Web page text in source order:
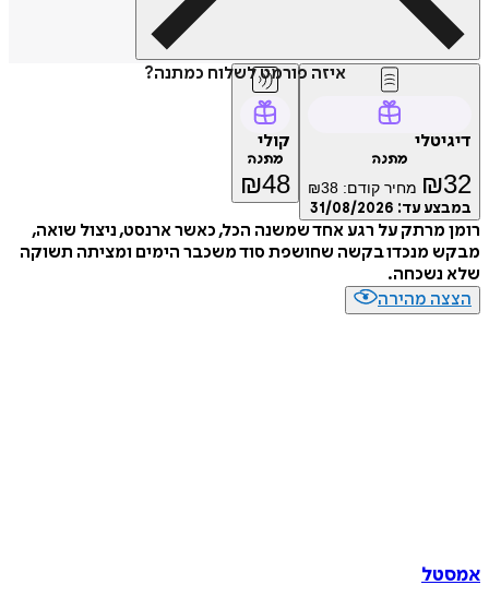
איזה פורמט לשלוח כמתנה?
דיגיטלי
מתנה
₪32 מחיר קודם: ₪38
במבצע עד: 31/08/2026
קולי
מתנה
₪48
רומן מרתק על רגע אחד שמשנה הכל, כאשר ארנסט, ניצול שואה,
מבקש מנכדו בקשה שחושפת סוד משכבר הימים ומציתה תשוקה
שלא נשכחה.
הצצה מהירה
אמסטל